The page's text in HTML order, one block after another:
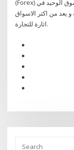
(Forex) وهو بورصة تداول العملات الاجنبية. فوركس هو السوق الوحيد في
يعد من اكثر الاسواق
اثارة للتجارة.